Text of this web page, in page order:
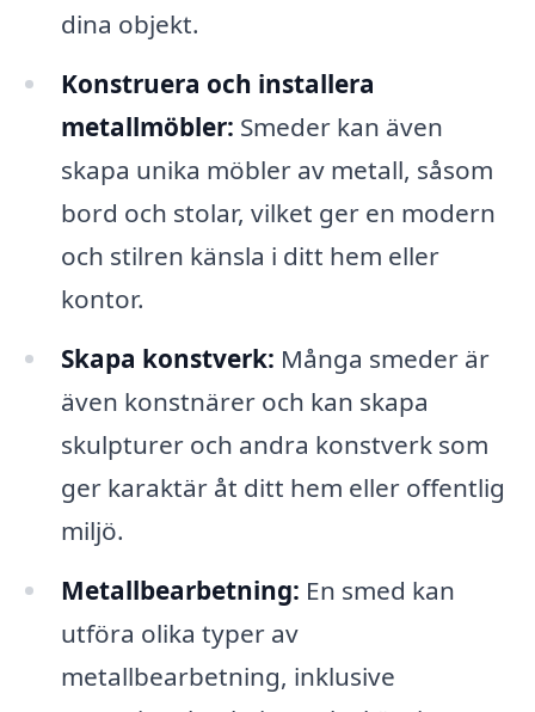
dina objekt.
Konstruera och installera
metallmöbler: Smeder kan även
skapa unika möbler av metall, såsom
bord och stolar, vilket ger en modern
och stilren känsla i ditt hem eller
kontor.
Skapa konstverk: Många smeder är
även konstnärer och kan skapa
skulpturer och andra konstverk som
ger karaktär åt ditt hem eller offentlig
miljö.
Metallbearbetning: En smed kan
utföra olika typer av
metallbearbetning, inklusive